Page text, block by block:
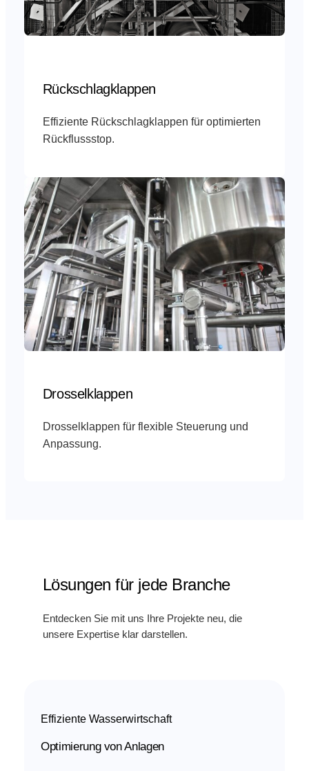
Rückschlagklappen
Effiziente Rückschlagklappen für optimierten
Rückflussstop.
Drosselklappen
Drosselklappen für flexible Steuerung und
Anpassung.
Lösungen für jede Branche
Entdecken Sie mit uns Ihre Projekte neu, die
unsere Expertise klar darstellen.
Effiziente Wasserwirtschaft
Optimierung von Anlagen